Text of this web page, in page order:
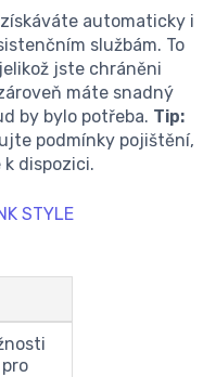
automaticky i
službám. To
jste chráněni
máte snadný
by bylo potřeba. Tip:
podmínky pojištění,
dispozici.
STYLE